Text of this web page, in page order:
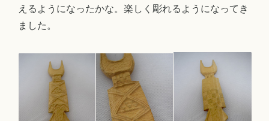
えるようになったかな。楽しく彫れるようになってき
ました。